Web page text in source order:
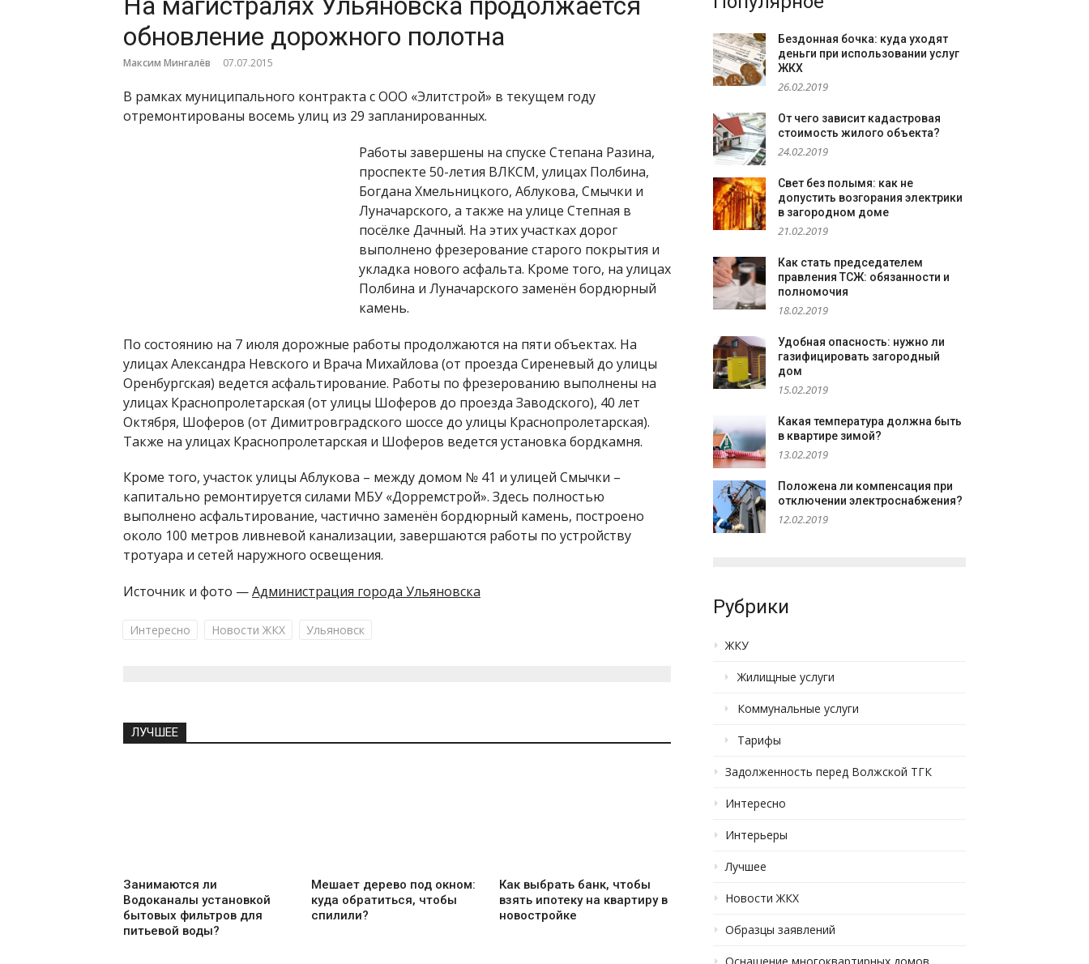
обновление дорожного полотна
Максим Мингалёв 07.07.2015
В рамках муниципального контракта с ООО «Элитстрой» в текущем году
отремонтированы восемь улиц из 29 запланированных.
Работы завершены на спуске Степана Разина,
проспекте 50-летия ВЛКСМ, улицах Полбина,
Богдана Хмельницкого, Аблукова, Смычки и
Луначарского, а также на улице Степная в
посёлке Дачный. На этих участках дорог
выполнено фрезерование старого покрытия и
укладка нового асфальта. Кроме того, на улицах
Полбина и Луначарского заменён бордюрный
камень.
По состоянию на 7 июля дорожные работы продолжаются на пяти объектах. На
улицах Александра Невского и Врача Михайлова (от проезда Сиреневый до улицы
Оренбургская) ведется асфальтирование. Работы по фрезерованию выполнены на
улицах Краснопролетарская (от улицы Шоферов до проезда Заводского), 40 лет
Октября, Шоферов (от Димитровградского шоссе до улицы Краснопролетарская).
Также на улицах Краснопролетарская и Шоферов ведется установка бордкамня.
Кроме того, участок улицы Аблукова – между домом № 41 и улицей Смычки –
капитально ремонтируется силами МБУ «Дорремстрой». Здесь полностью
выполнено асфальтирование, частично заменён бордюрный камень, построено
около 100 метров ливневой канализации, завершаются работы по устройству
тротуара и сетей наружного освещения.
Источник и фото —Администрация города Ульяновска
Интересно Новости ЖКХ Ульяновск
ЛУЧШЕЕ
Занимаются ли
Водоканалы установкой
бытовых фильтров для
питьевой воды?
Мешает дерево под окном:
куда обратиться, чтобы
спилили?
Как выбрать банк, чтобы
взять ипотеку на квартиру в
новостройке
Бездонная бочка: куда уходят
деньги при использовании услуг
ЖКХ
26.02.2019
От чего зависит кадастровая
стоимость жилого объекта?
24.02.2019
Свет без полымя: как не
допустить возгорания электрики
в загородном доме
21.02.2019
Как стать председателем
правления ТСЖ: обязанности и
полномочия
18.02.2019
Удобная опасность: нужно ли
газифицировать загородный
дом
15.02.2019
Какая температура должна быть
в квартире зимой?
13.02.2019
Положена ли компенсация при
отключении электроснабжения?
12.02.2019
Рубрики
ЖКУ
Жилищные услуги
Коммунальные услуги
Тарифы
Задолженность перед Волжской ТГК
Интересно
Интерьеры
Лучшее
Новости ЖКХ
Образцы заявлений